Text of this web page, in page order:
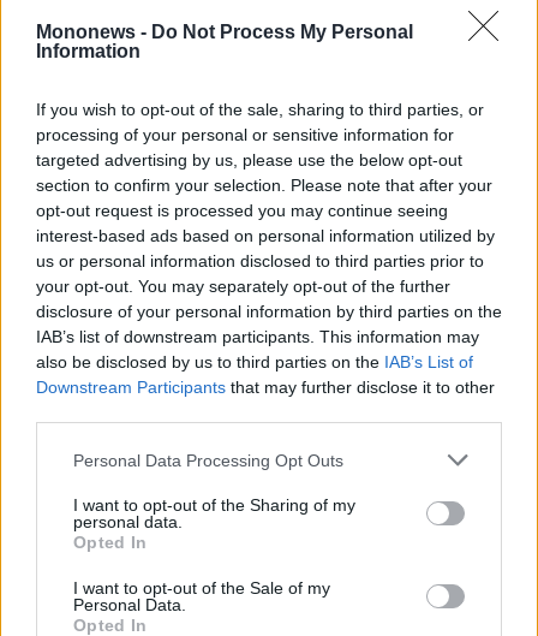
Mononews - Do Not Process My Personal
Information
If you wish to opt-out of the sale, sharing to third parties, or
processing of your personal or sensitive information for
targeted advertising by us, please use the below opt-out
section to confirm your selection. Please note that after your
opt-out request is processed you may continue seeing
interest-based ads based on personal information utilized by
us or personal information disclosed to third parties prior to
your opt-out. You may separately opt-out of the further
disclosure of your personal information by third parties on the
IAB’s list of downstream participants. This information may
also be disclosed by us to third parties on the IAB’s List of
Downstream Participants that may further disclose it to other
Personal Data Processing Opt Outs
I want to opt-out of the Sharing of my
personal data.
Opted In
I want to opt-out of the Sale of my
Personal Data.
Opted In
«Τέλος τα λόγια, τώρα μόνο πράξεις»: Η
Ρωσία προαναγγέλλει σκληρή απάντηση μετά
την επίθεση σε διυλιστήριο στη Μόσχα
Ιράν: «Οι ιρανικοί πύραυλοι είναι για να
εκτοξεύονται, όχι αντικείμενο
διαπραγματεύσεων» – Συμφωνεί ο Τραμπ